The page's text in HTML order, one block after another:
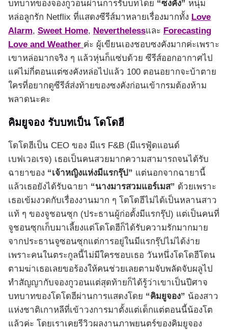
บทบาทของจองกูวอนผ่านการรับบทโดย “ซงคัง” หนุ่ม
หล่อลูกรัก Netflix ที่แสดงซีรีส์มาหลายเรื่องมากทั้ง Love
Alarm, Sweet Home, Neverthelessและ Forecasting
Love and Weather ค่ะ ผู้เขียนเองชอบซงคังมากค่ะเพราะ
เขาหล่อมากจริง ๆ แล้วหุ่นก็แซ่บด้วย ซีรีส์ออกอากาศไป
แค่ไม่กี่ตอนแต่ซงคังหล่อไปแล้ว 100 ตอนอยากจะบ้าตาย
ใครที่อยากดูซีรีส์ส่งท้ายของซงคังก่อนเข้ากรมต้องห้าม
พลาดนะคะ
คิมยูจอง รับบทเป็น โดโดฮี
โดโดฮีเป็น CEO ของ มีแร F&B (มีแรฟู้ดแอนด์
เบฟเวอเรจ) เธอเป็นคนสวยมากความสามารถจนได้รับ
ฉายาของ “เจ้าหญิงแห่งมีแรกรุ๊ป” แต่นอกจากฉายานี้
แล้วเธอยังได้รับฉายา “นางมารสวมแอร์เมส” ด้วยเพราะ
เธอเข้มงวดกับเรื่องงานมาก ๆ โดโดฮีไม่ได้เป็นหลานสาว
แท้ ๆ ของจูชอนซุก (ประธานผู้ก่อตั้งมีแรกรุ๊ป) แต่เป็นคนที่
จูชอนซุกเก็บมาเลี้ยงแต่โดโดฮีก็ได้รับความรักมากมาย
จากประธานจูซอนซุกแต่การอยู่ในมีแรกรุ๊ปไม่ได้ง่าย
เพราะคนในตระกูลนี้ไม่มีใครชอบเธอ วันหนึ่งโดโดฮีโดน
ตามฆ่าเธอเลยขอร้องให้คนช่วยเลยตามจับพลัดจับผลูไป
ทำสัญญากับจองกูวอนแต่สุดท้ายก็ได้รู้ว่าเขาเป็นปีศาจ
บทบาทของโดโดฮีผ่านการแสดงโดย “คิมยูจอง” น้องสาว
แห่งชาติเกาหลีที่เข้าวงการมาตั้งแต่เด็กแต่ตอนนี้น้องโต
แล้วค่ะ โดยเราเคยรีวิวผลงานภาพยนตร์ของคิมยูจอง